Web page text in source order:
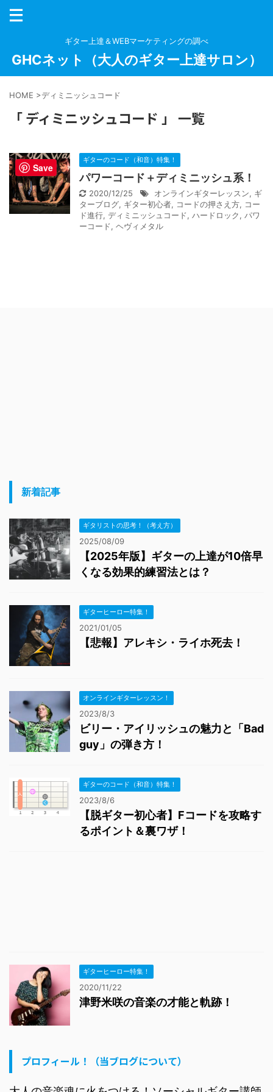
ギター上達＆WEBマーケティングの調べ
GHCネット（大人のギター上達サロン）
HOME >ディミニッシュコード
「 ディミニッシュコード 」 一覧
ギターのコード（和音）特集！
パワーコード＋ディミニッシュ系！
2020/12/25 オンラインギターレッスン, ギ
ターブログ, ギター初心者, コードの押さえ方, コー
ド進行, ディミニッシュコード, ハードロック, パワ
ーコード, ヘヴィメタル
新着記事
ギタリストの思考！（考え方）
2025/08/09
【2025年版】ギターの上達が10倍早
くなる効果的練習法とは？
ギターヒーロー特集！
2021/01/05
【悲報】アレキシ・ライホ死去！
オンラインギターレッスン！
2023/8/3
ビリー・アイリッシュの魅力と「Bad
guy」の弾き方！
ギターのコード（和音）特集！
2023/8/6
【脱ギター初心者】Fコードを攻略す
るポイント＆裏ワザ！
ギターヒーロー特集！
2020/11/22
津野米咲の音楽の才能と軌跡！
プロフィール！（当ブログについて）
Save